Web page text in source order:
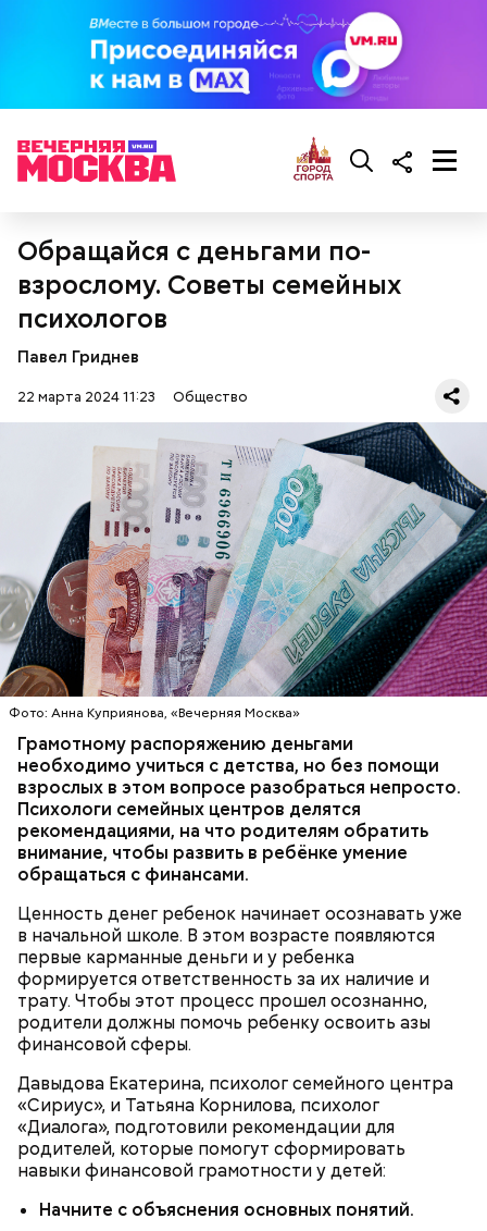
Обращайся с деньгами по-
взрослому. Советы семейных
психологов
Павел Гриднев
22 марта 2024 11:23 Общество
Фото: Анна Куприянова, «Вечерняя Москва»
Грамотному распоряжению деньгами
необходимо учиться с детства, но без помощи
взрослых в этом вопросе разобраться непросто.
Психологи семейных центров делятся
рекомендациями, на что родителям обратить
внимание, чтобы развить в ребёнке умение
обращаться с финансами.
Ценность денег ребенок начинает осознавать уже
в начальной школе. В этом возрасте появляются
первые карманные деньги и у ребенка
формируется ответственность за их наличие и
трату. Чтобы этот процесс прошел осознанно,
родители должны помочь ребенку освоить азы
финансовой сферы.
Давыдова Екатерина, психолог семейного центра
«Сириус», и Татьяна Корнилова, психолог
«Диалога», подготовили рекомендации для
родителей, которые помогут сформировать
навыки финансовой грамотности у детей:
Начните с объяснения основных понятий.
Как выбрать дыню
Фото: Shutterstock
При выборе дыни эксперт посоветовала
ориентироваться на запах:
пахнет, значит, ее созревание ускорили или
сорвали недозревшей. Она может быть мягкой, но
будет безвкусной.